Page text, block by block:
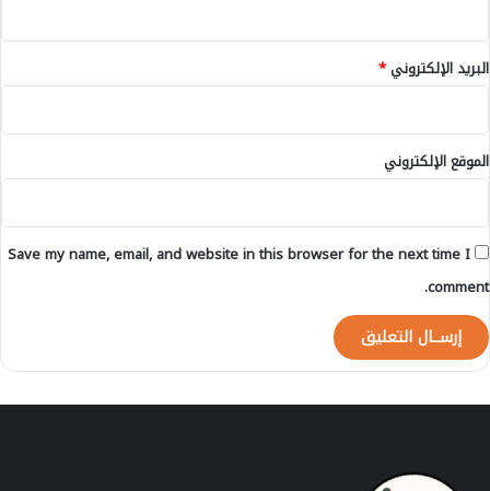
ل
ي
ل
ت
ا
ص
ل
البريد الإلكتروني*
الموقع الإلكتروني
Save my name, email, and website in this browser for the next time I
comment.